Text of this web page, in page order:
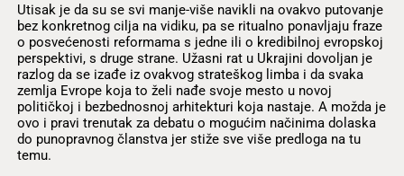
Utisak je da su se svi manje-više navikli na ovakvo putovanje
bez konkretnog cilja na vidiku, pa se ritualno ponavljaju fraze
o posvećenosti reformama s jedne ili o kredibilnoj evropskoj
perspektivi, s druge strane. Užasni rat u Ukrajini dovoljan je
razlog da se izađe iz ovakvog strateškog limba i da svaka
zemlja Evrope koja to želi nađe svoje mesto u novoj
političkoj i bezbednosnoj arhitekturi koja nastaje. A možda je
ovo i pravi trenutak za debatu o mogućim načinima dolaska
do punopravnog članstva jer stiže sve više predloga na tu
temu.